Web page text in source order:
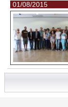
01/08/2015